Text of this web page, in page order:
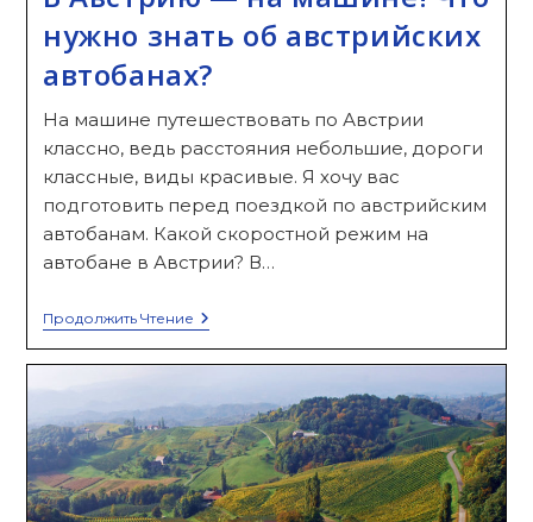
нужно знать об австрийских
автобанах?
На машине путешествовать по Австрии
классно, ведь расстояния небольшие, дороги
классные, виды красивые. Я хочу вас
подготовить перед поездкой по австрийским
автобанам. Какой скоростной режим на
автобане в Австрии? В…
Продолжить ЧтениеВ
Что
Нужно
Знать
Об
Австрийских
Автобанах?